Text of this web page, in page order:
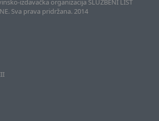
izdavačka organizacija SLUŽBENI LIST
Sva prava pridržana. 2014